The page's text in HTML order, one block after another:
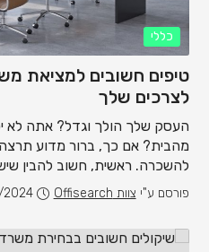
כללי
טיפים חשובים למציאת
לצרכים שלך
העסק שלך הולך וגדל? אתה לא
מהבית? אם כך, ברור מדוע
להשכרה. ראשית, חשוב להבין
פורסם ע"י צוות Offisearch 2024